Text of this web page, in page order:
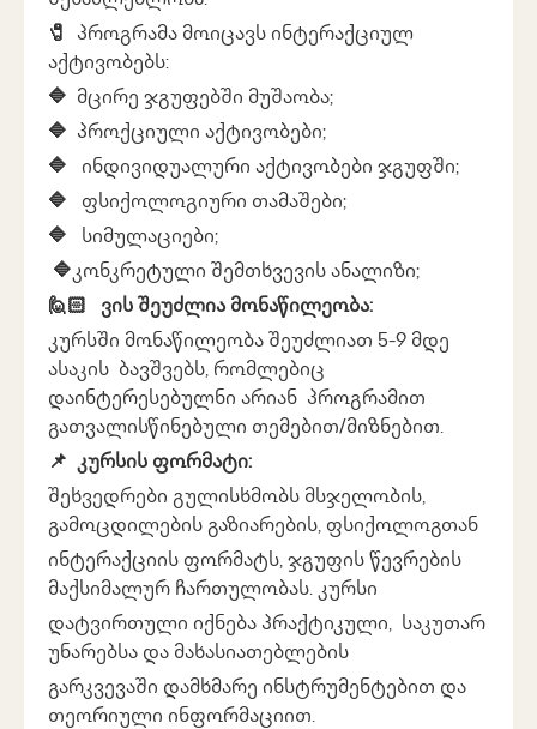
🧷
პროგრამა მოიცავს ინტერაქციულ
აქტივობებს:
🔷 მცირე ჯგუფებში მუშაობა;
🔷 პროქციული აქტივობები;
🔷 ინდივიდუალური აქტივობები ჯგუფში;
🔷 ფსიქოლოგიური თამაშები;
🔷 სიმულაციები;
🔷კონკრეტული შემთხვევის ანალიზი;
🙋🏻 ვის შეუძლია მონაწილეობა:
კურსში მონაწილეობა შეუძლიათ 5-9 მდე
ასაკის ბავშვებს, რომლებიც
დაინტერესებულნი არიან პროგრამით
გათვალისწინებული თემებით/მიზნებით.
📌 კურსის ფორმატი:
შეხვედრები გულისხმობს მსჯელობის,
გამოცდილების გაზიარების, ფსიქოლოგთან
ინტერაქციის ფორმატს, ჯგუფის წევრების
მაქსიმალურ ჩართულობას. კურსი
დატვირთული იქნება პრაქტიკული, საკუთარ
უნარებსა და მახასიათებლების
გარკვევაში დამხმარე ინსტრუმენტებით და
თეორიული ინფორმაციით.